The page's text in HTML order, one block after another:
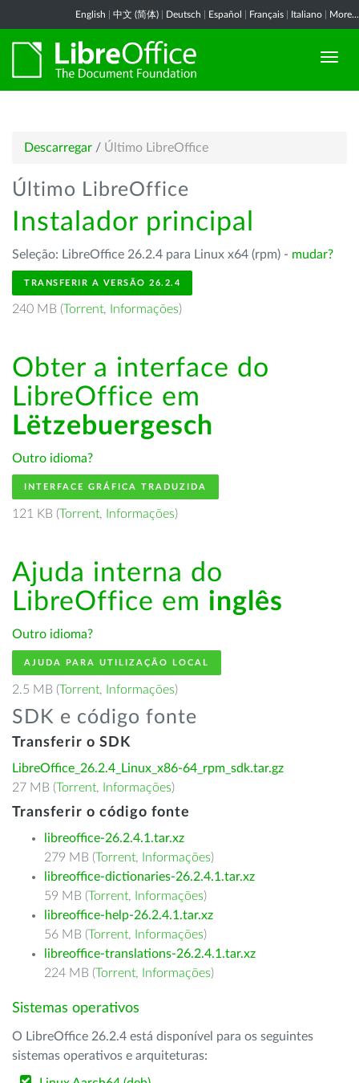
English 中文 (简体) Deutsch Español Français Italiano More...
Descarregar / Último LibreOffice
Último LibreOffice
Instalador principal
Seleção: LibreOffice 26.2.4 para Linux x64 (rpm) - mudar?
TRANSFERIR A VERSÃO 26.2.4
240 MB (Torrent, Informações)
Obter a interface do
LibreOffice em
Lëtzebuergesch
Outro idioma?
INTERFACE GRÁFICA TRADUZIDA
121 KB (Torrent, Informações)
Ajuda interna do
LibreOffice em inglês
Outro idioma?
AJUDA PARA UTILIZAÇÃO LOCAL
2.5 MB (Torrent, Informações)
SDK e código fonte
Transferir o SDK
LibreOffice_26.2.4_Linux_x86-64_rpm_sdk.tar.gz
27 MB (Torrent, Informações)
Transferir o código fonte
libreoffice-26.2.4.1.tar.xz
279 MB (Torrent, Informações)
libreoffice-dictionaries-26.2.4.1.tar.xz
59 MB (Torrent, Informações)
libreoffice-help-26.2.4.1.tar.xz
56 MB (Torrent, Informações)
libreoffice-translations-26.2.4.1.tar.xz
224 MB (Torrent, Informações)
Sistemas operativos
O LibreOffice 26.2.4 está disponível para os seguintes
sistemas operativos e arquiteturas: